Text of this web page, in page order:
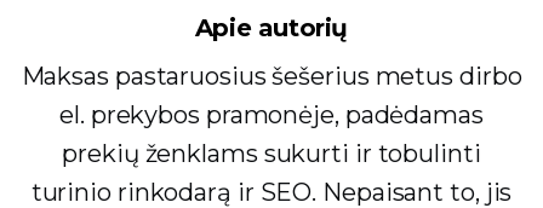
Apie autorių
Maksas pastaruosius šešerius metus dirbo
el. prekybos pramonėje, padėdamas
prekių ženklams sukurti ir tobulinti
turinio rinkodarą ir SEO. Nepaisant to, jis